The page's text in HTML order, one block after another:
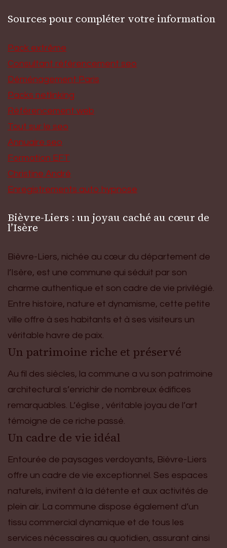
Sources pour compléter votre information
Pack extrême
Consultant référencement seo
Déménagement Paris
Packs netlinking
Référencement web
Tout sur le seo
Annuaire seo
Formation EFT
Christine André
Enregistrements auto hypnose
Bièvre-Liers : un joyau caché au cœur de
l’Isère
Bièvre-Liers, nichée au cœur du département de
l’Isère, est une commune qui séduit par son
charme authentique et son cadre de vie privilégié.
Entre histoire, nature et dynamisme, cette petite
ville offre à ses habitants et à ses visiteurs un
véritable havre de paix.
Un patrimoine riche et préservé
Au fil des siècles, la commune a vu son patrimoine
architectural s’enrichir de nombreux édifices
remarquables. L’église , véritable joyau de l’art
témoigne de ce riche passé.
Un cadre de vie idéal
Entourée de paysages verdoyants, Bièvre-Liers
offre un cadre de vie exceptionnel. Ses espaces
naturels, invitent à la détente et aux activités de
plein air. La commune dispose également d’un
tissu commercial dynamique et de tous les
services nécessaires au quotidien, assurant ainsi